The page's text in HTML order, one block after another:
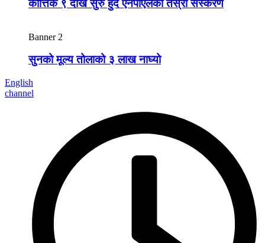
कात्तिक ९ देखि सुरु हुँदै एनपीएलको तेस्रो संस्करण
Banner 2
सुनको मूल्य तोलाको ३ लाख नाघ्यो
English
channel